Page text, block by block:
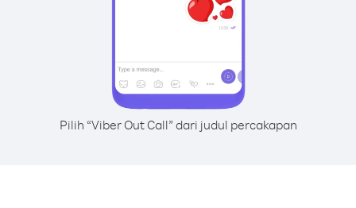
Pilih “Viber Out Call” dari judul percakapan